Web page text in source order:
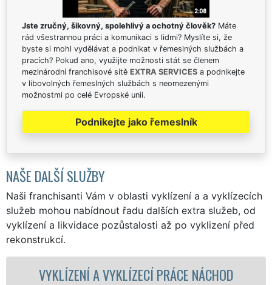
Jste zručný, šikovný, spolehlivý a ochotný člověk? Máte
rád všestrannou práci a komunikaci s lidmi? Myslíte si, že
byste si mohl vydělávat a podnikat v řemeslných službách a
pracích? Pokud ano, využijte možnosti stát se členem
mezinárodní franchisové sítě EXTRA SERVICES a podnikejte
v libovolných řemeslných službách s neomezenými
možnostmi po celé Evropské unii.
Podnikejte jako řemeslník
NAŠE DALŠÍ SLUŽBY
Naši franchisanti Vám v oblasti vyklízení a a vyklízecích
služeb mohou nabídnout řadu dalších extra služeb, od
vyklízení a likvidace pozůstalosti až po vyklizení před
rekonstrukcí.
A VYKLÍZECÍ PRÁCE NÁCHOD